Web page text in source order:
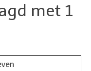
met 1